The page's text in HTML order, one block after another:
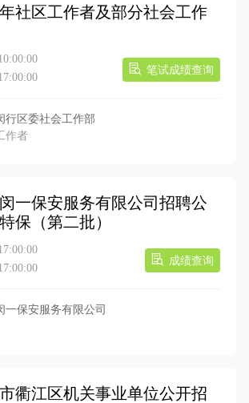
社区工作者及部分社会工作
笔试成绩查询
行区委社会工作部
作者
一保安服务有限公司招聘公
保（第二批）
成绩查询
一保安服务有限公司
衢江区机关事业单位公开招